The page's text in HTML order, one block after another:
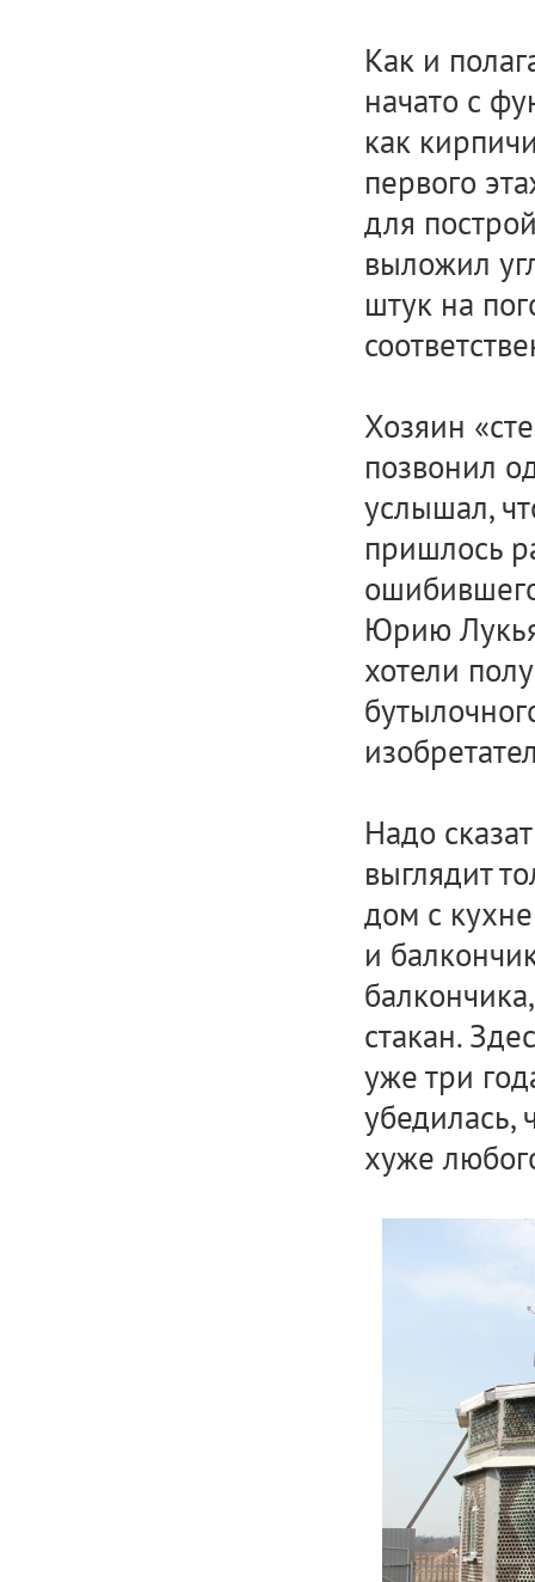
Как и
начато с
как
первого
для
выложил
штук на
Хозяин
позвонил
услышал,
пришлось
Юрию
хотели
Надо
выглядит
дом с
и
стакан.
уже три
убедилась,
хуже